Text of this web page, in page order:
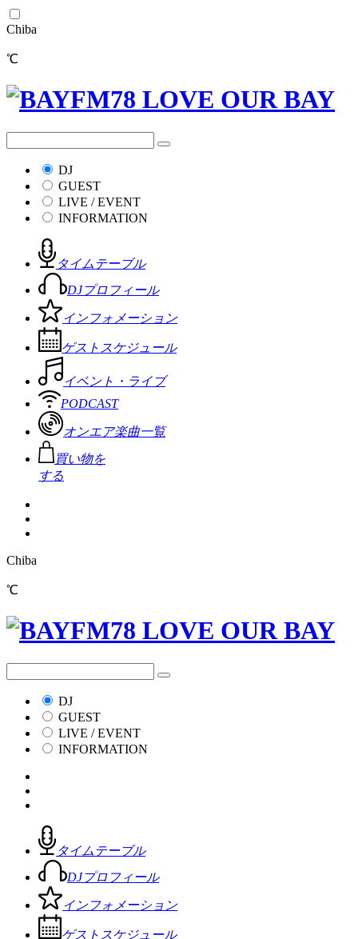
Chiba
℃
DJ
GUEST
LIVE / EVENT
INFORMATION
タイムテーブル
DJプロフィール
インフォメーション
ゲストスケジュール
イベント・ライブ
PODCAST
オンエア楽曲一覧
買い物を
する
Chiba
℃
DJ
GUEST
LIVE / EVENT
INFORMATION
タイムテーブル
DJプロフィール
インフォメーション
ゲストスケジュール